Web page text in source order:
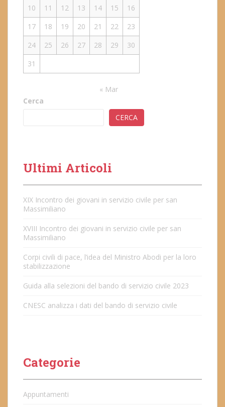
10 11 12 13 14 15
16
17
18 19 20 21 22
23
24
25 26 27 28 29
30
31
« Mar
Cerca
CERCA
Ultimi Articoli
XIX Incontro dei giovani in servizio civile per san
Massimiliano
XVIII Incontro dei giovani in servizio civile per san
Massimiliano
Corpi civili di pace, l’idea del Ministro Abodi per la loro
stabilizzazione
Guida alla selezioni del bando di servizio civile 2023
CNESC analizza i dati del bando di servizio civile
Categorie
Appuntamenti